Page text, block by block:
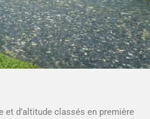
et d’altitude classés en première